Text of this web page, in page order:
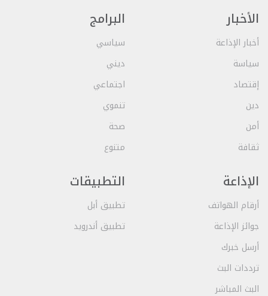
الأخبار
أخبار الإذاعة
سياسة
إقتصاد
دين
أمن
ثقافة
البرامج
سياسي
ديني
اجتماعي
تنموي
صحة
متنوع
الإذاعة
أرقام الهواتف
جوائز الإذاعة
أرسل خبرك
ترددات البث
البث المباشر
التطبيقات
تطبيق أبل
تطبيق أندرويد